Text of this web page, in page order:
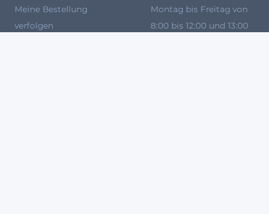
Meine Bestellung
verfolgen
Montag bis Freitag von
8:00 bis 12:00 und 13:00